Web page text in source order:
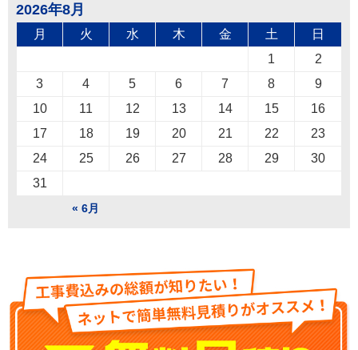
2026年8月
月 火 水 木 金 土 日
« 6月
1
2
3
4 5 6 7 8
9
10
11 12 13 14 15
16
17
18 19 20 21 22
23
24
25 26 27 28 29
30
31